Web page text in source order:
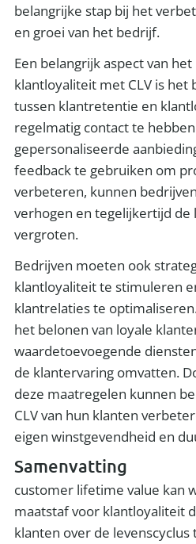
belangrijke stap bij het
en groei van het bedrijf.
Een belangrijk aspect van
klantloyaliteit met CLV is het
tussen klantretentie en
regelmatig contact te
gepersonaliseerde
feedback te gebruiken om
verbeteren, kunnen
verhogen en tegelijkertijd de
vergroten.
Bedrijven moeten ook
klantloyaliteit te stimuleren
klantrelaties te
het belonen van loyale
waardetoevoegende
de klantervaring omvatten.
deze maatregelen kunnen
CLV van hun klanten
eigen winstgevendheid en
Samenvatting
customer lifetime value kan
maatstaf voor klantloyaliteit
klanten over de